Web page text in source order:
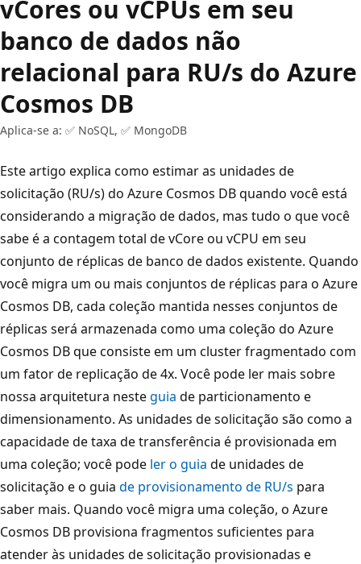
vCores ou vCPUs em seu
banco de dados não
relacional para RU/s do Azure
Cosmos DB
Aplica-se a: ✅ NoSQL, ✅ MongoDB
Este artigo explica como estimar as unidades de
solicitação (RU/s) do Azure Cosmos DB quando você está
considerando a migração de dados, mas tudo o que você
sabe é a contagem total de vCore ou vCPU em seu
conjunto de réplicas de banco de dados existente. Quando
você migra um ou mais conjuntos de réplicas para o Azure
Cosmos DB, cada coleção mantida nesses conjuntos de
réplicas será armazenada como uma coleção do Azure
Cosmos DB que consiste em um cluster fragmentado com
um fator de replicação de 4x. Você pode ler mais sobre
nossa arquitetura nesteguia de particionamento e
dimensionamento. As unidades de solicitação são como a
capacidade de taxa de transferência é provisionada em
uma coleção; você pode ler o guia de unidades de
solicitação e o guia de provisionamento de RU/s para
saber mais. Quando você migra uma coleção, o Azure
Cosmos DB provisiona fragmentos suficientes para
atender às unidades de solicitação provisionadas e